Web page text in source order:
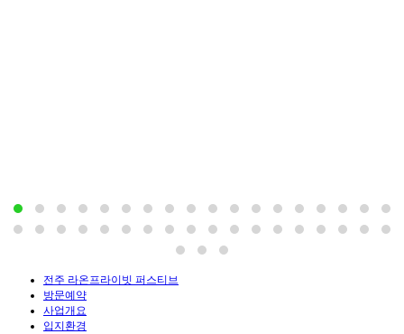
전주 라온프라이빗 퍼스티브
방문예약
사업개요
입지환경